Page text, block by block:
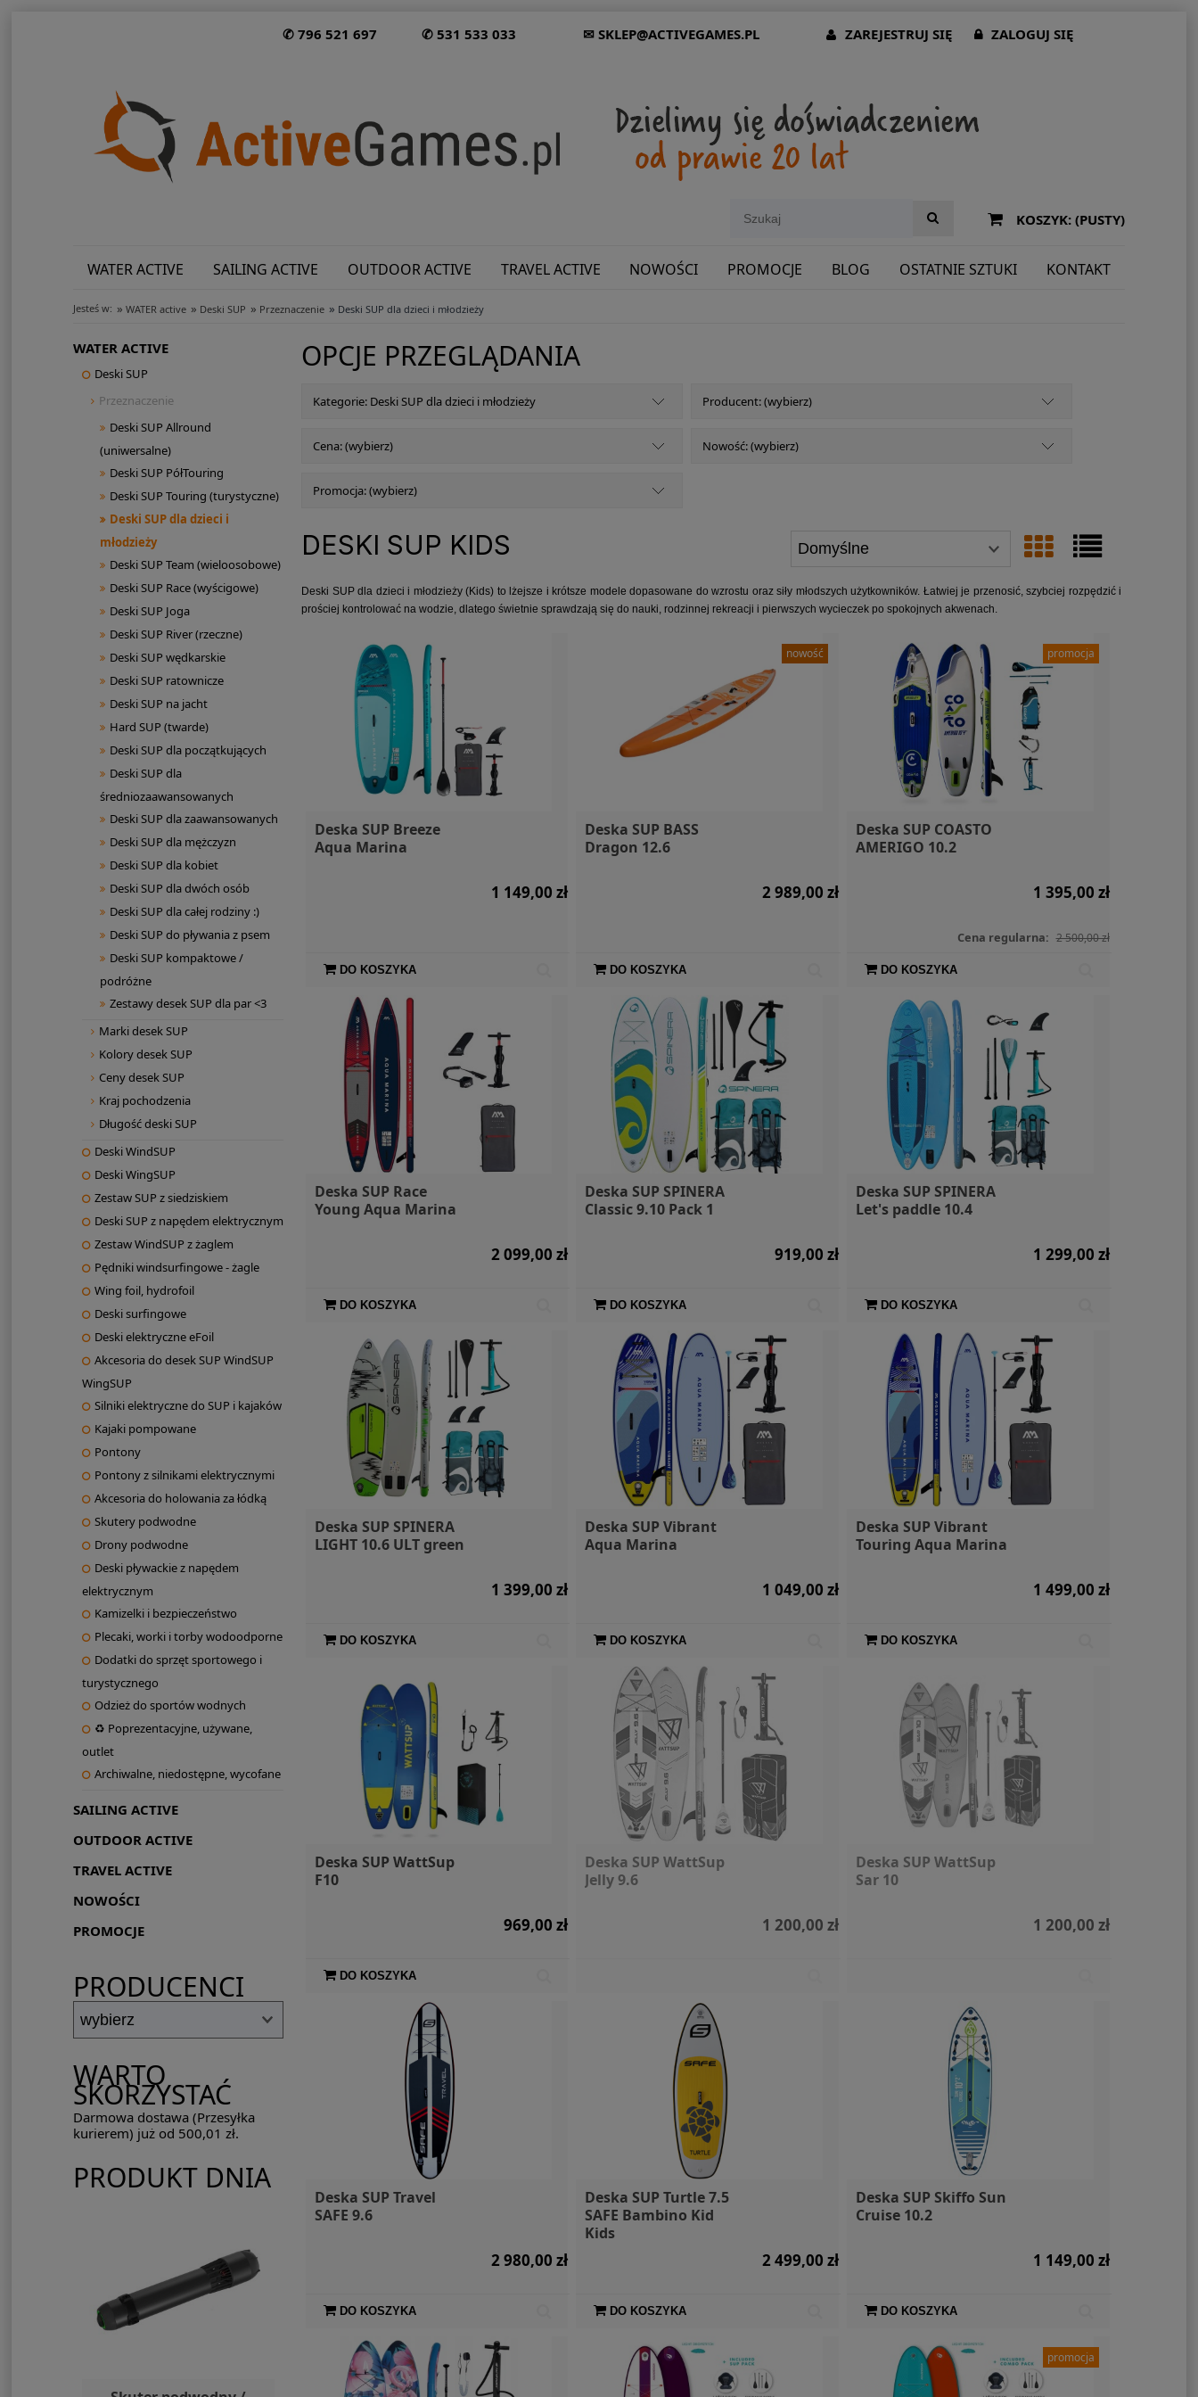
✆ 796 521 697 ✆ 531 533 033 ✉ SKLEP@ACTIVEGAMES.PL ZAREJESTRUJ SIĘ ZALOGUJ SIĘ
KOSZYK: (PUSTY)
WATER ACTIVE SAILING ACTIVE OUTDOOR ACTIVE TRAVEL ACTIVE NOWOŚCI PROMOCJE BLOG OSTATNIE SZTUKI KONTAKT
SHOWROOM: ODWIEDŹ NAS NA ŚLĄSKU!
Jesteś w: » WATER active » Deski SUP » Przeznaczenie » Deski SUP dla dzieci i młodzieży
WATER ACTIVE
Deski SUP
Przeznaczenie
Deski SUP Allround
(uniwersalne)
Deski SUP PółTouring
Deski SUP Touring (turystyczne)
Deski SUP dla dzieci i
młodzieży
Deski SUP Team (wieloosobowe)
Deski SUP Race (wyścigowe)
Deski SUP Joga
Deski SUP River (rzeczne)
Deski SUP wędkarskie
Deski SUP ratownicze
Deski SUP na jacht
Hard SUP (twarde)
Deski SUP dla początkujących
Deski SUP dla
średniozaawansowanych
Deski SUP dla zaawansowanych
Deski SUP dla mężczyzn
Deski SUP dla kobiet
Deski SUP dla dwóch osób
Deski SUP dla całej rodziny :)
Deski SUP do pływania z psem
Deski SUP kompaktowe /
podróżne
Zestawy desek SUP dla par <3
Marki desek SUP
Kolory desek SUP
Ceny desek SUP
Kraj pochodzenia
Długość deski SUP
Deski WindSUP
Deski WingSUP
Zestaw SUP z siedziskiem
Deski SUP z napędem elektrycznym
Zestaw WindSUP z żaglem
Pędniki windsurfingowe - żagle
Wing foil, hydrofoil
Deski surfingowe
Deski elektryczne eFoil
Akcesoria do desek SUP WindSUP
WingSUP
Silniki elektryczne do SUP i kajaków
Kajaki pompowane
Pontony
Pontony z silnikami elektrycznymi
Akcesoria do holowania za łódką
Skutery podwodne
Drony podwodne
Deski pływackie z napędem
elektrycznym
Kamizelki i bezpieczeństwo
Plecaki, worki i torby wodoodporne
Dodatki do sprzęt sportowego i
turystycznego
Odzież do sportów wodnych
♻ Poprezentacyjne, używane,
outlet
Archiwalne, niedostępne, wycofane
SAILING ACTIVE
OUTDOOR ACTIVE
TRAVEL ACTIVE
NOWOŚCI
PROMOCJE
PRODUCENCI
WARTO
SKORZYSTAĆ
Darmowa dostawa (Przesyłka
kurierem) już od 500,01 zł.
PRODUKT DNIA
OPCJE PRZEGLĄDANIA
Kategorie: Deski SUP dla dzieci i młodzieży Producent: (wybierz)
Cena: (wybierz) Nowość: (wybierz)
Promocja: (wybierz)
DESKI SUP KIDS
Deski SUP dla dzieci i młodzieży (Kids) to lżejsze i krótsze modele dopasowane do wzrostu oraz siły młodszych użytkowników. Łatwiej je przenosić, szybciej rozpędzić i
prościej kontrolować na wodzie, dlatego świetnie sprawdzają się do nauki, rodzinnej rekreacji i pierwszych wycieczek po spokojnych akwenach.
Deska SUP Breeze
Aqua Marina
1 149,00 zł
DO KOSZYKA
Deska SUP BASS
Dragon 12.6
2 989,00 zł
DO KOSZYKA
nowość
Deska SUP COASTO
AMERIGO 10.2
1 395,00 zł
Cena regularna: 2 500,00 zł
DO KOSZYKA
promocja
Deska SUP Race
Young Aqua Marina
2 099,00 zł
DO KOSZYKA
Deska SUP SPINERA
Classic 9.10 Pack 1
919,00 zł
DO KOSZYKA
Deska SUP SPINERA
Let's paddle 10.4
1 299,00 zł
DO KOSZYKA
Deska SUP SPINERA
LIGHT 10.6 ULT green
1 399,00 zł
DO KOSZYKA
Deska SUP Vibrant
Aqua Marina
1 049,00 zł
DO KOSZYKA
Deska SUP Vibrant
Touring Aqua Marina
1 499,00 zł
DO KOSZYKA
Deska SUP WattSup
F10
969,00 zł
DO KOSZYKA
Deska SUP WattSup
Jelly 9.6
1 200,00 zł
Deska SUP WattSup
Sar 10
1 200,00 zł
Deska SUP Travel
SAFE 9.6
2 980,00 zł
DO KOSZYKA
Deska SUP Turtle 7.5
SAFE Bambino Kid
Kids
2 499,00 zł
DO KOSZYKA
Deska SUP Skiffo Sun
Cruise 10.2
1 149,00 zł
DO KOSZYKA
promocja